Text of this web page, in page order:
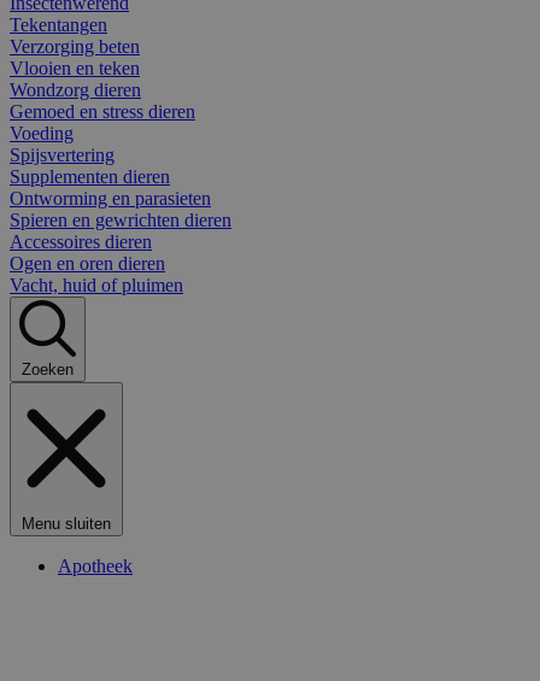
Tekentangen
Verzorging beten
Vlooien en teken
Wondzorg dieren
Gemoed en stress dieren
Voeding
Spijsvertering
Supplementen dieren
Ontworming en parasieten
Spieren en gewrichten dieren
Accessoires dieren
Ogen en oren dieren
Vacht, huid of pluimen
Zoeken
Menu sluiten
Apotheek